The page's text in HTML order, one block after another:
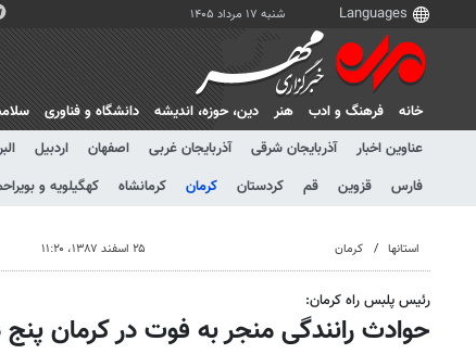
شنبه ۱۷ مرداد ۱۴۰۵
خانه فرهنگ و ادب هنر دين، حوزه، انديشه دانشگاه و فناوری
عناوین اخبار
آذربایجان شرقی آذربایجان غربی اصفهان اردبیل
فارس
قزوین قم کردستان کرمان کرمانشاه کهگیلویه و
استانها کرمان ۲۵ اسفند ۱۳۸۷، ۱۱:۲۰
رئیس پلبس راه کرمان:
حوادث رانندگی منجر به فوت در کرمان